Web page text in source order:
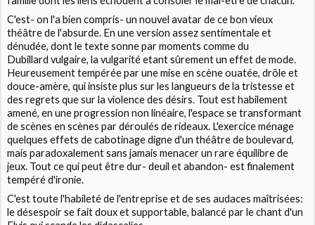
C'est- on l'a bien compris- un nouvel avatar de ce bon vieux
théâtre de l'absurde. En une version assez sentimentale et
dénudée, dont le texte sonne par moments comme du
Dubillard vulgaire, la vulgarité etant sûrement un effet de mode.
Heureusement tempérée par une mise en scène ouatée, drôle et
douce-amère, qui insiste plus sur les langueurs de la tristesse et
des regrets que sur la violence des désirs. Tout est habilement
amené, en une progression non linéaire, l'espace se transformant
de scènes en scènes par déroulés de rideaux. L'exercice ménage
quelques effets de cabotinage digne d'un théâtre de boulevard,
mais paradoxalement sans jamais menacer un rare équilibre de
jeux. Tout ce qui peut être dur- deuil et abandon- est finalement
tempéré d'ironie.
C'est toute l'habileté de l'entreprise et de ses audaces maîtrisées:
le désespoir se fait doux et supportable, balancé par le chant d'un